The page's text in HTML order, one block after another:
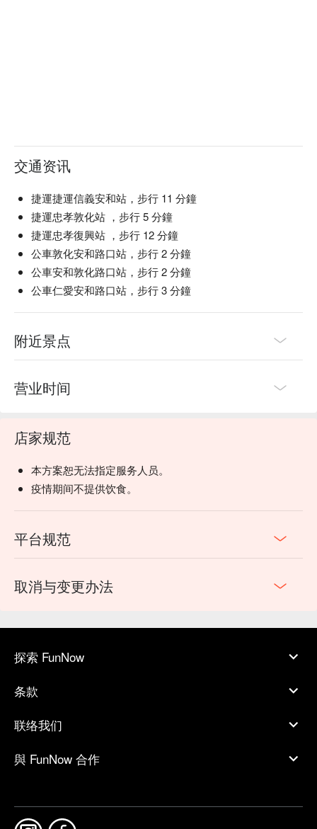
交通资讯
捷運捷運信義安和站，步行 11 分鐘
捷運忠孝敦化站 ，步行 5 分鐘
捷運忠孝復興站 ，步行 12 分鐘
公車敦化安和路口站，步行 2 分鐘
公車安和敦化路口站，步行 2 分鐘
公車仁愛安和路口站，步行 3 分鐘
附近景点
营业时间
店家规范
本方案恕无法指定服务人员。
疫情期间不提供饮食。
平台规范
取消与变更办法
探索 FunNow
条款
联络我们
與 FunNow 合作